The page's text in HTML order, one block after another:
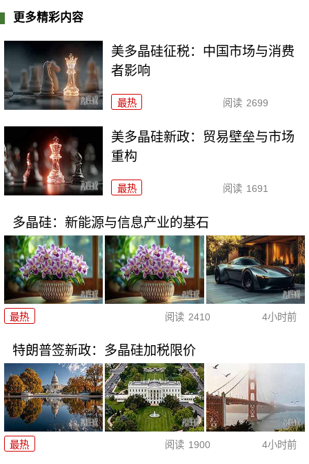
更多精彩内容
美多晶硅征税：中国市场与消费
者影响
最热 阅读 2699
美多晶硅新政：贸易壁垒与市场
重构
最热 阅读 1691
多晶硅：新能源与信息产业的基石
最热 阅读 2410 4小时前
特朗普签新政：多晶硅加税限价
最热 阅读 1900 4小时前